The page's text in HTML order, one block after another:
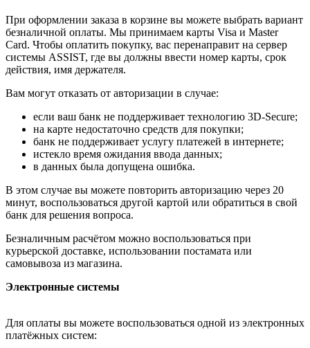
При оформлении заказа в корзине вы можете выбрать вариант
безналичной оплаты. Мы принимаем карты Visa и Master
Card. Чтобы оплатить покупку, вас перенаправит на сервер
системы ASSIST, где вы должны ввести номер карты, срок
действия, имя держателя.
Вам могут отказать от авторизации в случае:
если ваш банк не поддерживает технологию 3D-Secure;
на карте недостаточно средств для покупки;
банк не поддерживает услугу платежей в интернете;
истекло время ожидания ввода данных;
в данных была допущена ошибка.
В этом случае вы можете повторить авторизацию через 20
минут, воспользоваться другой картой или обратиться в свой
банк для решения вопроса.
Безналичным расчётом можно воспользоваться при
курьерской доставке, использовании постамата или
самовывоза из магазина.
Электронные системы
Для оплаты вы можете воспользоваться одной из электронных
платёжных систем: